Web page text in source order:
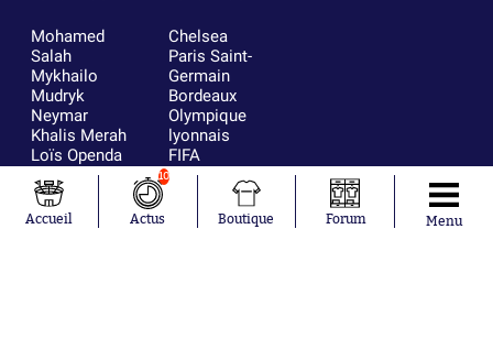
Mohamed
Salah
Mykhailo
Mudryk
Neymar
Khalis Merah
Loïs Openda
Moussa
Niakhaté
Nicolás
Tagliafico
Chelsea
Paris Saint-
Germain
Bordeaux
Olympique
lyonnais
FIFA
Real Madrid
RC Strasbourg
AC Milan
France
Accueil
10
Actus Boutique Forum Menu